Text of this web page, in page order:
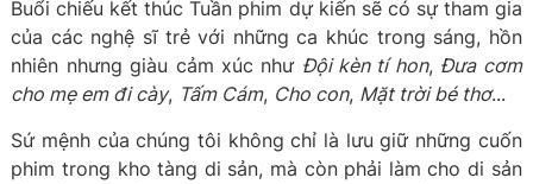
Buổi chiếu kết thúc Tuần phim dự kiến sẽ có sự tham gia
của các nghệ sĩ trẻ với những ca khúc trong sáng, hồn
nhiên nhưng giàu cảm xúc như Đội kèn tí hon, Đưa cơm
cho mẹ em đi cày, Tấm Cám, Cho con, Mặt trời bé thơ...
Sứ mệnh của chúng tôi không chỉ là lưu giữ những cuốn
phim trong kho tàng di sản, mà còn phải làm cho di sản